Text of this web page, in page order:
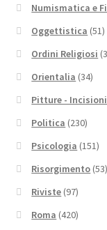
Numismatica e
Oggettistica (51)
Ordini Religiosi
Orientalia (34)
Pitture - Incisioni
Politica (230)
Psicologia (151)
Risorgimento (53)
Riviste (97)
Roma (420)